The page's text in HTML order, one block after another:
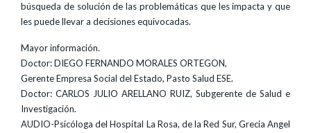
búsqueda de solución de las problemáticas que les impacta y que
les puede llevar a decisiones equivocadas.
Mayor información.
Doctor: DIEGO FERNANDO MORALES ORTEGON,
Gerente Empresa Social del Estado, Pasto Salud ESE.
Doctor: CARLOS JULIO ARELLANO RUIZ, Subgerente de Salud e
Investigación.
AUDIO-Psicóloga del Hospital La Rosa, de la Red Sur, Grecia Angel